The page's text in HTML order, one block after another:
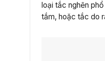
loại tắc nghẽn
tắm, hoặc tắc do